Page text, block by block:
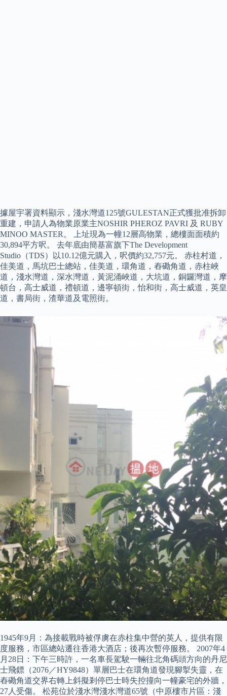
據屋宇署資料顯示，淺水灣道125號GULESTAN正式獲批准拆卸
重建，申請人為物業原業主NOSHIR PHEROZ PAVRI 及 RUBY
MINOO MASTER。 上址現為一幢12層高物業，總樓面面積約
30,894平方呎。 去年底由簡基富旗下The Development
Studio（TDS）以10.12億元購入，呎價約32,757元。 赤柱村道，
佳美道，馬坑巴士總站，佳美道，環角道，舂磡角道，赤柱峽
道，淺水灣道，深水灣道，黃泥涌峽道，大坑道，銅鑼灣道，摩
頓台，高士威道，禮頓道，邊寧頓街，怡和街，高士威道，英皇
道，書局街，渣華道及電照街。
1945年9月：為接載戰時被俘虜在赤柱集中營的英人，提供有限
度服務，市區總站遷往香港大酒店；後再次暫停服務。 2007年4
月28日：下午三時許，一名車長駕駛一輛往北角碼頭方向的丹尼
士飛鏢（2076／HY9848）單層巴士在環角道發現腳掣失靈，在
舂磡角道交界右轉上斜擬剎停巴士時失控撞向一幢豪宅的外牆，
27人受傷。 松苑位於淺水灣淺水灣道65號（中原樓市片區：淺